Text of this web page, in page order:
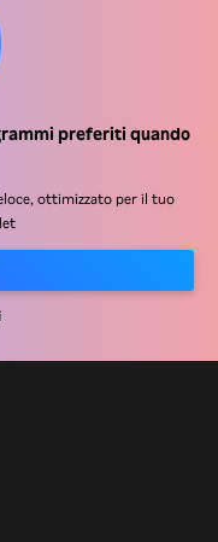
preferiti quando
ottimizzato per il tuo